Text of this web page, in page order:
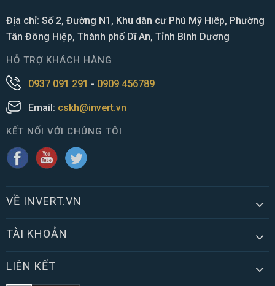
Địa chỉ: Số 2, Đường N1, Khu dân cư Phú Mỹ Hiêp, Phường
Tân Đông Hiệp, Thành phố Dĩ An, Tỉnh Bình Dương
HỖ TRỢ KHÁCH HÀNG
0937 091 291 - 0909 456789
Email: cskh@invert.vn
KẾT NỐI VỚI CHÚNG TÔI
VỀ INVERT.VN
TÀI KHOẢN
LIÊN KẾT